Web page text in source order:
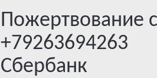
Пожертвование
+79263694263
Сбербанк